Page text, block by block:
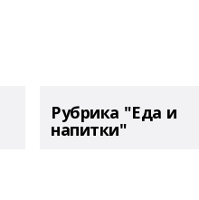
Рубрика "Еда и
напитки"